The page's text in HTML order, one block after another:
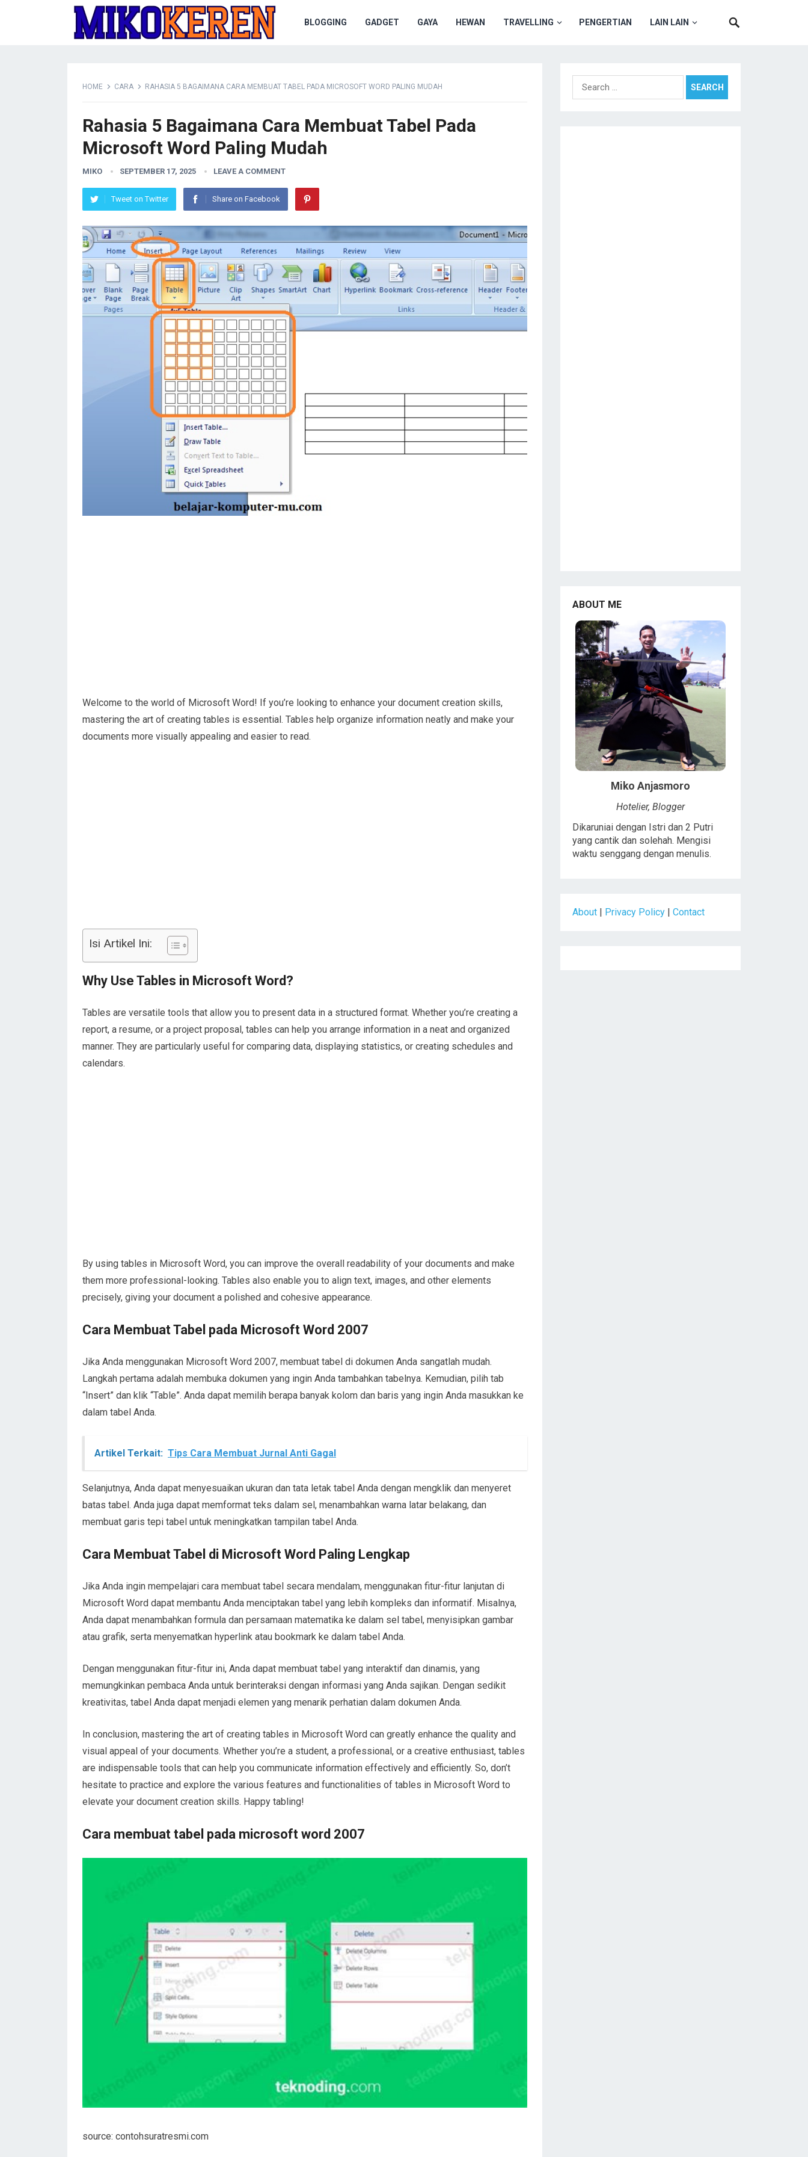
BLOGGING GADGET GAYA HEWAN TRAVELLING PENGERTIAN LAIN LAIN
HOME CARA RAHASIA 5 BAGAIMANA CARA MEMBUAT TABEL PADA MICROSOFT WORD PALING MUDAH
Rahasia 5 Bagaimana Cara Membuat Tabel Pada
Microsoft Word Paling Mudah
MIKO SEPTEMBER 17, 2025 LEAVE A COMMENT
Tweet on Twitter Share on Facebook
Welcome to the world of Microsoft Word! If you’re looking to enhance your document creation skills,
mastering the art of creating tables is essential. Tables help organize information neatly and make your
documents more visually appealing and easier to read.
Isi Artikel Ini:
Why Use Tables in Microsoft Word?
Tables are versatile tools that allow you to present data in a structured format. Whether you’re creating a
report, a resume, or a project proposal, tables can help you arrange information in a neat and organized
manner. They are particularly useful for comparing data, displaying statistics, or creating schedules and
calendars.
By using tables in Microsoft Word, you can improve the overall readability of your documents and make
them more professional-looking. Tables also enable you to align text, images, and other elements
precisely, giving your document a polished and cohesive appearance.
Cara Membuat Tabel pada Microsoft Word 2007
Jika Anda menggunakan Microsoft Word 2007, membuat tabel di dokumen Anda sangatlah mudah.
Langkah pertama adalah membuka dokumen yang ingin Anda tambahkan tabelnya. Kemudian, pilih tab
“Insert” dan klik “Table”. Anda dapat memilih berapa banyak kolom dan baris yang ingin Anda masukkan ke
dalam tabel Anda.
Artikel Terkait: Tips Cara Membuat Jurnal Anti Gagal
Selanjutnya, Anda dapat menyesuaikan ukuran dan tata letak tabel Anda dengan mengklik dan menyeret
batas tabel. Anda juga dapat memformat teks dalam sel, menambahkan warna latar belakang, dan
membuat garis tepi tabel untuk meningkatkan tampilan tabel Anda.
Cara Membuat Tabel di Microsoft Word Paling Lengkap
Jika Anda ingin mempelajari cara membuat tabel secara mendalam, menggunakan fitur-fitur lanjutan di
Microsoft Word dapat membantu Anda menciptakan tabel yang lebih kompleks dan informatif. Misalnya,
Anda dapat menambahkan formula dan persamaan matematika ke dalam sel tabel, menyisipkan gambar
atau grafik, serta menyematkan hyperlink atau bookmark ke dalam tabel Anda.
Dengan menggunakan fitur-fitur ini, Anda dapat membuat tabel yang interaktif dan dinamis, yang
memungkinkan pembaca Anda untuk berinteraksi dengan informasi yang Anda sajikan. Dengan sedikit
kreativitas, tabel Anda dapat menjadi elemen yang menarik perhatian dalam dokumen Anda.
In conclusion, mastering the art of creating tables in Microsoft Word can greatly enhance the quality and
visual appeal of your documents. Whether you’re a student, a professional, or a creative enthusiast, tables
are indispensable tools that can help you communicate information effectively and efficiently. So, don’t
hesitate to practice and explore the various features and functionalities of tables in Microsoft Word to
elevate your document creation skills. Happy tabling!
Cara membuat tabel pada microsoft word 2007
source: contohsuratresmi.com
Search
for:
ABOUT ME
Miko Anjasmoro
Hotelier, Blogger
Dikaruniai dengan Istri dan 2 Putri
yang cantik dan solehah. Mengisi
waktu senggang dengan menulis.
About Privacy Policy Contact